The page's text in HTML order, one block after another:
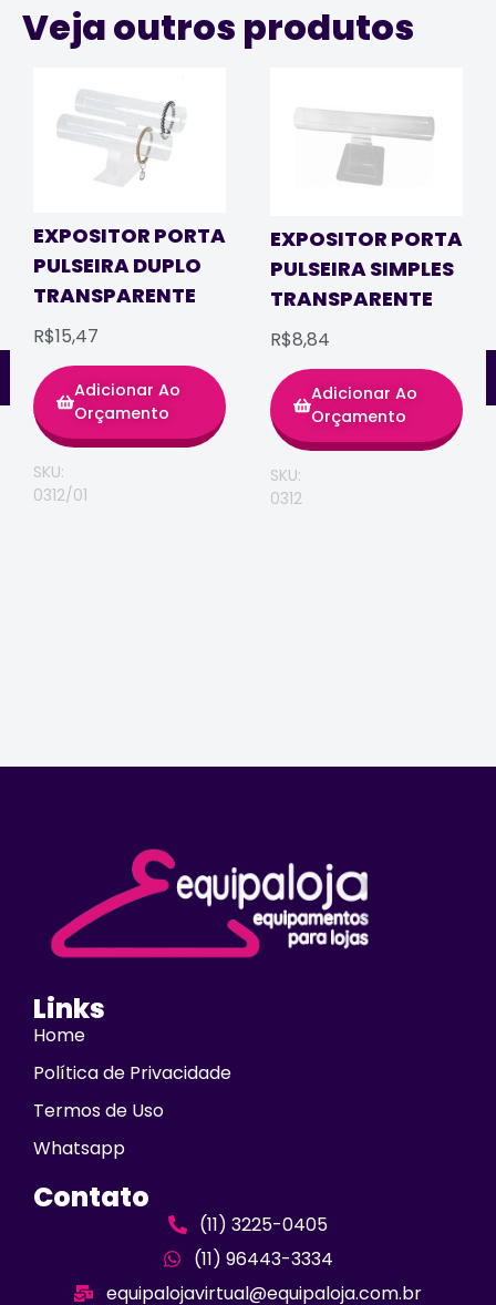
Veja outros produtos
EXPOSITOR PORTA
PULSEIRA DUPLO
TRANSPARENTE
R$15,47
Adicionar Ao
Orçamento
SKU:
0312/01
EXPOSITOR PORTA
PULSEIRA SIMPLES
TRANSPARENTE
R$8,84
Adicionar Ao
Orçamento
SKU:
0312
Links
Home
Política de Privacidade
Termos de Uso
Whatsapp
Contato
(11) 3225-0405
(11) 96443-3334
equipalojavirtual@equipaloja.com.br